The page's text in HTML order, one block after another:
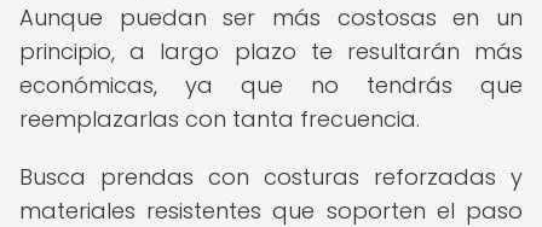
Aunque puedan ser más costosas en un
principio, a largo plazo te resultarán más
económicas, ya que no tendrás que
reemplazarlas con tanta frecuencia.
Busca prendas con costuras reforzadas y
materiales resistentes que soporten el paso